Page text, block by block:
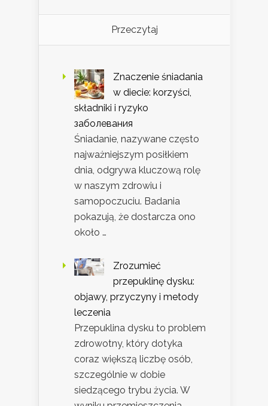
Przeczytaj
Znaczenie śniadania
w diecie: korzyści,
składniki i ryzyko
заболевания
Śniadanie, nazywane często
najważniejszym posiłkiem
dnia, odgrywa kluczową rolę
w naszym zdrowiu i
samopoczuciu. Badania
pokazują, że dostarcza ono
około …
Zrozumieć
przepuklinę dysku:
objawy, przyczyny i metody
leczenia
Przepuklina dysku to problem
zdrowotny, który dotyka
coraz większą liczbę osób,
szczególnie w dobie
siedzącego trybu życia. W